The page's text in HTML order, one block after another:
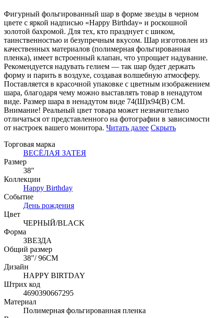
Фигурный фольгированный шар в форме звезды в черном
цвете с яркой надписью «Happy Birthday» и роскошной
золотой бахромой. Для тех, кто празднует с шиком,
таинственностью и безупречным вкусом. Шар изготовлен из
качественных материалов (полимерная фольгированная
пленка), имеет встроенный клапан, что упрощает надувание.
Рекомендуется надувать гелием — так шар будет держать
форму и парить в воздухе, создавая волшебную атмосферу.
Поставляется в красочной упаковке с цветным изображением
шара, благодаря чему можно выставлять товар в ненадутом
виде. Размер шара в ненадутом виде 74(Ш)x94(В) СМ.
Внимание! Реальный цвет товара может незначительно
отличаться от представленного на фотографии в зависимости
от настроек вашего монитора. Читать далее Скрыть
Торговая марка
ВЕСЁЛАЯ ЗАТЕЯ
Размер
38"
Коллекции
Happy Birthday
Событие
День рождения
Цвет
ЧЕРНЫЙ/BLACK
Форма
ЗВЕЗДА
Общий размер
38"/ 96CM
Дизайн
HAPPY BIRTDAY
Штрих код
4690390667295
Материал
Полимерная фольгированная пленка